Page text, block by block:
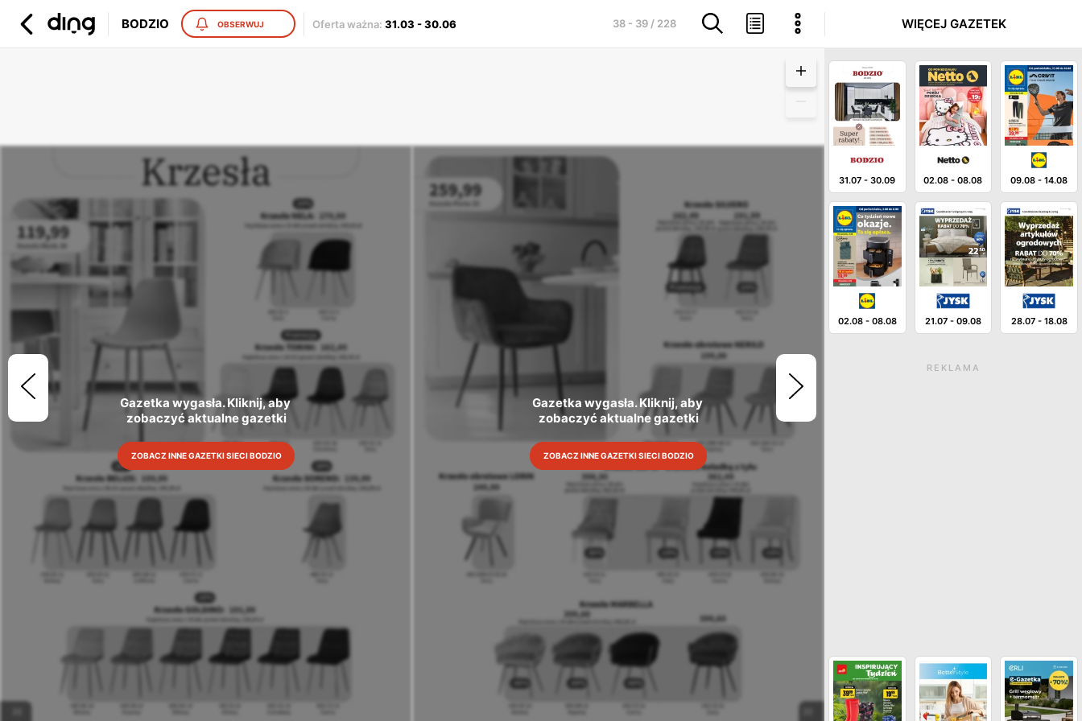
BODZIO OBSERWUJ Oferta ważna: 31.03 -30.06 38 - 39 / 228
Gazetka wygasła. Kliknij, aby
zobaczyć aktualne gazetki
ZOBACZ INNE GAZETKI SIECI BODZIO
Gazetka wygasła. Kliknij, aby
zobaczyć aktualne gazetki
ZOBACZ INNE GAZETKI SIECI BODZIO
WIĘCEJ GAZETEK
31.07 -30.09 02.08 -08.08 09.08 -14.08
02.08- 08.08 21.07- 09.08 28.07- 18.08
REKLAMA